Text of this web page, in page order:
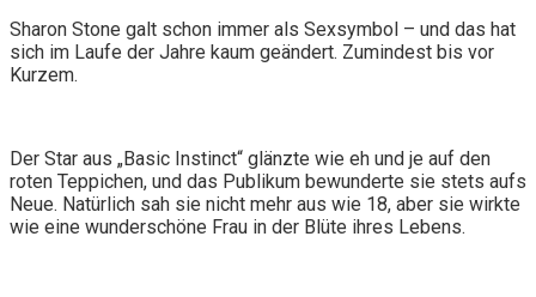
Sharon Stone galt schon immer als Sexsymbol – und das hat
sich im Laufe der Jahre kaum geändert. Zumindest bis vor
Kurzem.
Der Star aus „Basic Instinct“ glänzte wie eh und je auf den
roten Teppichen, und das Publikum bewunderte sie stets aufs
Neue. Natürlich sah sie nicht mehr aus wie 18, aber sie wirkte
wie eine wunderschöne Frau in der Blüte ihres Lebens.